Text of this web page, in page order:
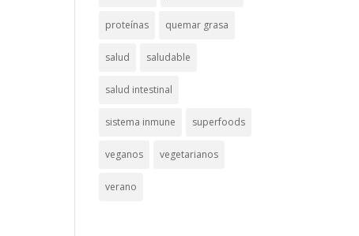
proteínas quemar grasa
salud saludable
salud intestinal
sistema inmune superfoods
veganos vegetarianos
verano